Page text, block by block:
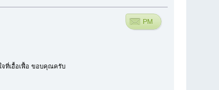
PM
จที่เอื้อเฟื้อ ขอบคุณครับ